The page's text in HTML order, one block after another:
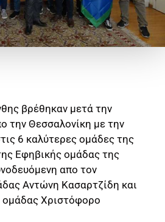
βρέθηκαν μετά την
την Θεσσαλονίκη με την
6 καλύτερες ομάδες της
Εφηβικής ομάδας της
απο τον
Αντώνη Κασαρτζίδη και
ομάδας Χριστόφορο